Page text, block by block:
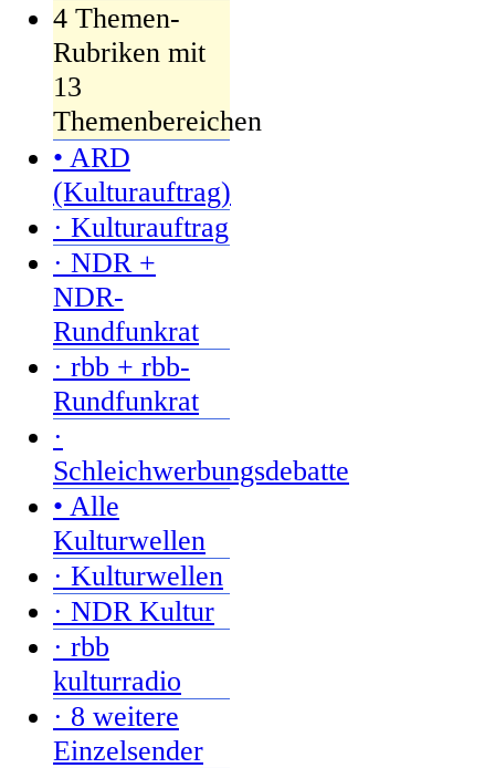
4 Themen-
Rubriken mit
13
Themenbereichen
• ARD
(Kulturauftrag)
· Kulturauftrag
· NDR +
NDR-
Rundfunkrat
· rbb + rbb-
Rundfunkrat
·
Schleichwerbungsdebatte
• Alle
Kulturwellen
· Kulturwellen
· NDR Kultur
· rbb
kulturradio
· 8 weitere
Einzelsender